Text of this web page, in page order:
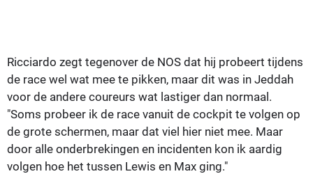
Ricciardo zegt tegenover de NOS dat hij probeert tijdens
de race wel wat mee te pikken, maar dit was in Jeddah
voor de andere coureurs wat lastiger dan normaal.
"Soms probeer ik de race vanuit de cockpit te volgen op
de grote schermen, maar dat viel hier niet mee. Maar
door alle onderbrekingen en incidenten kon ik aardig
volgen hoe het tussen Lewis en Max ging."